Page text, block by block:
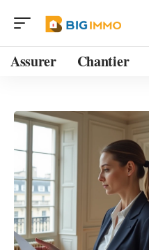
Assurer Chantier